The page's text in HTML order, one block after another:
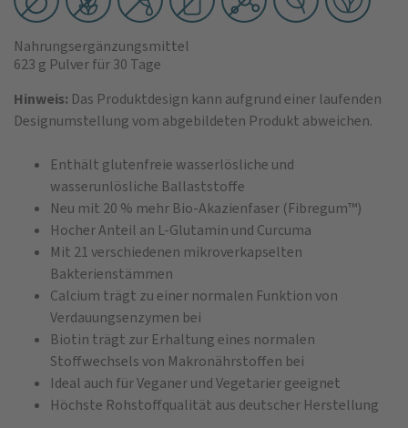
Nahrungsergänzungsmittel
623 g Pulverfür 30 Tage
Hinweis: Das Produktdesign kann aufgrund einer laufenden
Designumstellung vom abgebildeten Produkt abweichen.
Enthält glutenfreie wasserlösliche und
wasserunlösliche Ballaststoffe
Neu mit 20 % mehr Bio-Akazienfaser (Fibregum™)
Hocher Anteil an L-Glutamin und Curcuma
Mit 21 verschiedenen mikroverkapselten
Bakterienstämmen
Calcium trägt zu einer normalen Funktion von
Verdauungsenzymen bei
Biotin trägt zur Erhaltung eines normalen
Stoffwechsels von Makronährstoffen bei
Ideal auch für Veganer und Vegetarier geeignet
Höchste Rohstoffqualität aus deutscher Herstellung